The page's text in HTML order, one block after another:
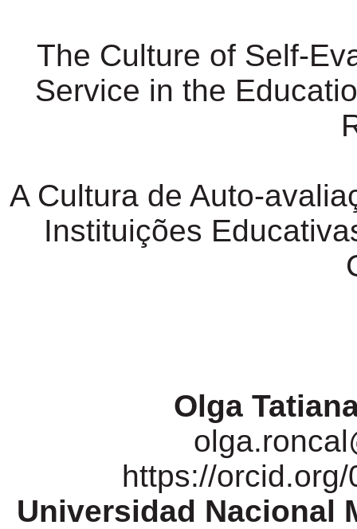
The Culture of Self-
Service in the
A Cultura de Auto-
Instituições
Olga
https://
Universidad Nacional